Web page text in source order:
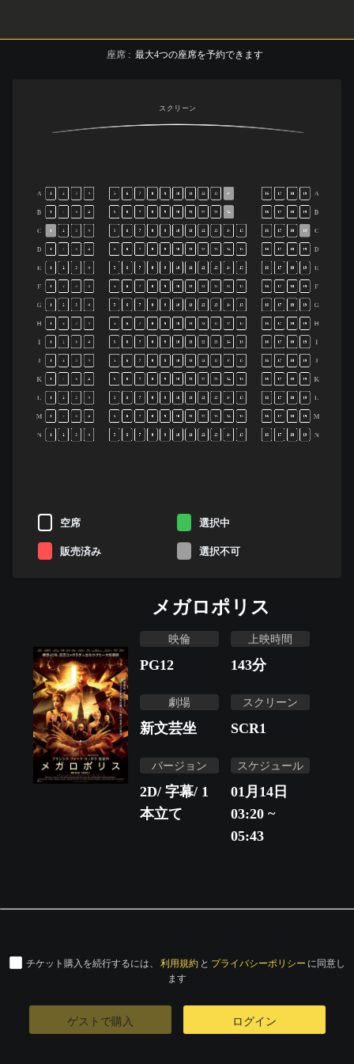
座席 : 最大4つの座席を予約できます
スクリーン
A
B
C
D
E
F
G
H
I
J
K
L
M
N
A
B
C
D
E
F
G
H
I
J
K
L
M
N
1 2 3 4 5 6 7 8 9 10 11 12 13 14 16 17 18 19
1 2 3 4 5 6 7 8 9 10 11 12 13 14 16 17 18 19
1 2 3 4 5 6 7 8 9 10 11 12 13 14 15 16 17 18 19
1 2 3 4 5 6 7 8 9 10 11 12 13 14 15 16 17 18 19
2 3 4 5 6 7 8 9 10 12 13 14 15 16 17 18 19
1 2 3 4 5 6 7 8 9 10 11 12 13 14 15 16 17 18 19
2 3 4 5 6 7 8 9 10 12 13 14 15 16 17 18 19
1 2 3 4 5 6 7 8 9 10 11 12 13 14 15 16 17 18 19
1 2 3 5 6 7 9 10 11 12 13 14 15 16 17 18 19
1 2 3 4 5 6 7 8 9 10 11 12 13 14 15 16 17 18 19
1 2 3 4 5 6 7 8 9 10 11 12 13 14 15 16 17 18 19
1 2 3 4 5 6 7 8 9 10 11 12 13 14 15 16 17 18 19
1 2 3 4 5 6 7 8 9 10 11 12 13 14 15 16 17 18 19
1 2 3 4 5 6 7 8 9 10 12 13 14 15 16 17 18 19
空席 選択中
販売済み 選択不可
メガロポリス
映倫
PG12
上映時間
143分
劇場
新文芸坐
スクリーン
SCR1
バージョン
2D/ 字幕/ 1
本立て
スケジュール
01月14日
03:20 ~
05:43
チケット購入を続行するには、 利用規約 と プライバシーポリシー に同意し
ます
ゲストで購入 ログイン